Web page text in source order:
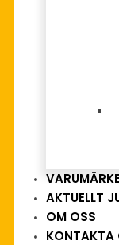
AKTUELLT
OM OSS
KONTAKTA
Beethoven,